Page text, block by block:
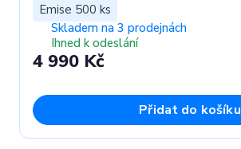
Emise 500 ks
Skladem na 3 prodejnách
Ihned k odeslání
4 990 Kč
Přidat do košíku